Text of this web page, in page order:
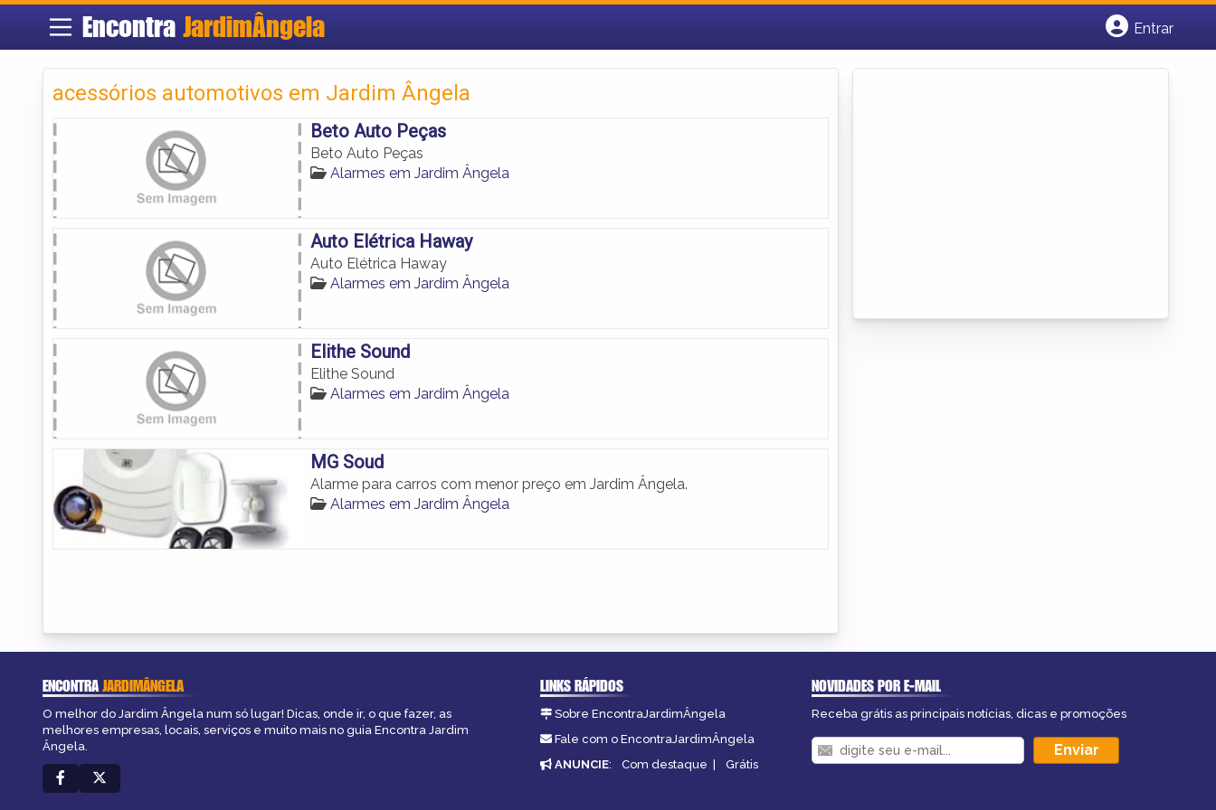
Encontra JardimÂngela
Entrar
acessórios automotivos em Jardim Ângela
Beto Auto Peças
Beto Auto Peças
Alarmes em Jardim Ângela
Auto Elétrica Haway
Auto Elétrica Haway
Alarmes em Jardim Ângela
Elithe Sound
Elithe Sound
Alarmes em Jardim Ângela
MG Soud
Alarme para carros com menor preço em Jardim Ângela.
Alarmes em Jardim Ângela
ENCONTRAJARDIMÂNGELA
O melhor do Jardim Ângela num só lugar! Dicas, onde ir, o que fazer, as
melhores empresas, locais, serviços e muito mais no guia Encontra Jardim
Ângela.
LINKS RÁPIDOS
Sobre EncontraJardimÂngela
Fale com o EncontraJardimÂngela
ANUNCIE: Com destaque | Grátis
NOVIDADES POR E-MAIL
Receba grátis as principais notícias, dicas e promoções